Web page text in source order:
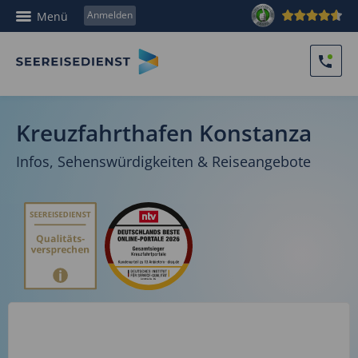
Menü Anmelden
Kreuzfahrthafen Konstanza
Infos, Sehenswürdigkeiten & Reiseangebote